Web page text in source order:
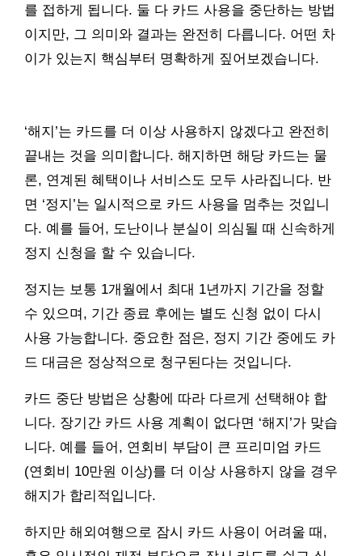
를 접하게 됩니다. 둘 다 카드 사용을 중단하는 방법
이지만, 그 의미와 결과는 완전히 다릅니다. 어떤 차
이가 있는지 핵심부터 명확하게 짚어보겠습니다.
‘해지’는 카드를 더 이상 사용하지 않겠다고 완전히
끝내는 것을 의미합니다. 해지하면 해당 카드는 물
론, 연계된 혜택이나 서비스도 모두 사라집니다. 반
면 ‘정지’는 일시적으로 카드 사용을 멈추는 것입니
다. 예를 들어, 도난이나 분실이 의심될 때 신속하게
정지 신청을 할 수 있습니다.
정지는 보통 1개월에서 최대 1년까지 기간을 정할
수 있으며, 기간 종료 후에는 별도 신청 없이 다시
사용 가능합니다. 중요한 점은, 정지 기간 중에도 카
드 대금은 정상적으로 청구된다는 것입니다.
카드 중단 방법은 상황에 따라 다르게 선택해야 합
니다. 장기간 카드 사용 계획이 없다면 ‘해지’가 맞습
니다. 예를 들어, 연회비 부담이 큰 프리미엄 카드
(연회비 10만원 이상)를 더 이상 사용하지 않을 경우
해지가 합리적입니다.
하지만 해외여행으로 잠시 카드 사용이 어려울 때,